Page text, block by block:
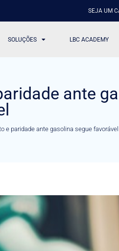
SEJA UM
SOLUÇÕES LBC ACADEMY
ante
e paridade ante gasolina segue favorável